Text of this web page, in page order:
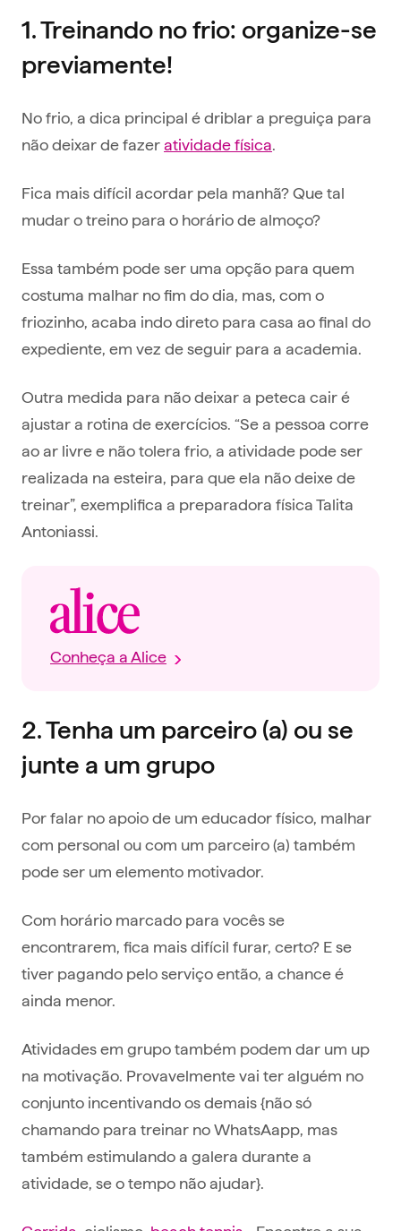
1. Treinando no frio: organize-se
previamente!
No frio, a dica principal é driblar a preguiça para
não deixar de fazeratividade física.
Fica mais difícil acordar pela manhã? Que tal
mudar o treino para o horário de almoço?
Essa também pode ser uma opção para quem
costuma malhar no fim do dia, mas, com o
friozinho, acaba indo direto para casa ao final do
expediente, em vez de seguir para a academia.
Outra medida para não deixar a peteca cair é
ajustar a rotina de exercícios. “Se a pessoa corre
ao ar livre e não tolera frio, a atividade pode ser
realizada na esteira, para que ela não deixe de
treinar”, exemplifica a preparadora física Talita
Antoniassi.
Conheça a Alice
2. Tenha um parceiro (a) ou se
junte a um grupo
Por falar no apoio de um educador físico, malhar
com personal ou com um parceiro (a) também
pode ser um elemento motivador.
Com horário marcado para vocês se
encontrarem, fica mais difícil furar, certo? E se
tiver pagando pelo serviço então, a chance é
ainda menor.
Atividades em grupo também podem dar um up
na motivação. Provavelmente vai ter alguém no
conjunto incentivando os demais {não só
chamando para treinar no WhatsAapp, mas
também estimulando a galera durante a
atividade, se o tempo não ajudar}.